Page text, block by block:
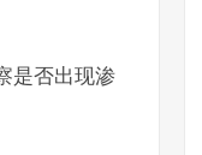
是否出现渗